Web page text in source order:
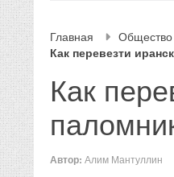
Главная
Как перевезти
Как
Автор: Алим Мантуллин